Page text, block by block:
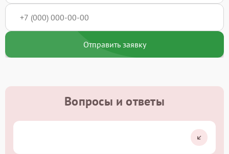
Отправить заявку
Вопросы и ответы